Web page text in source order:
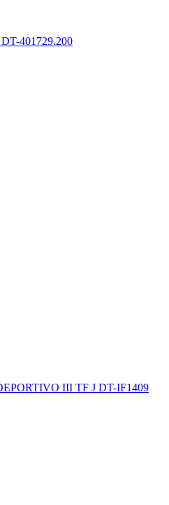
401729.200
III TF J DT-IF1409